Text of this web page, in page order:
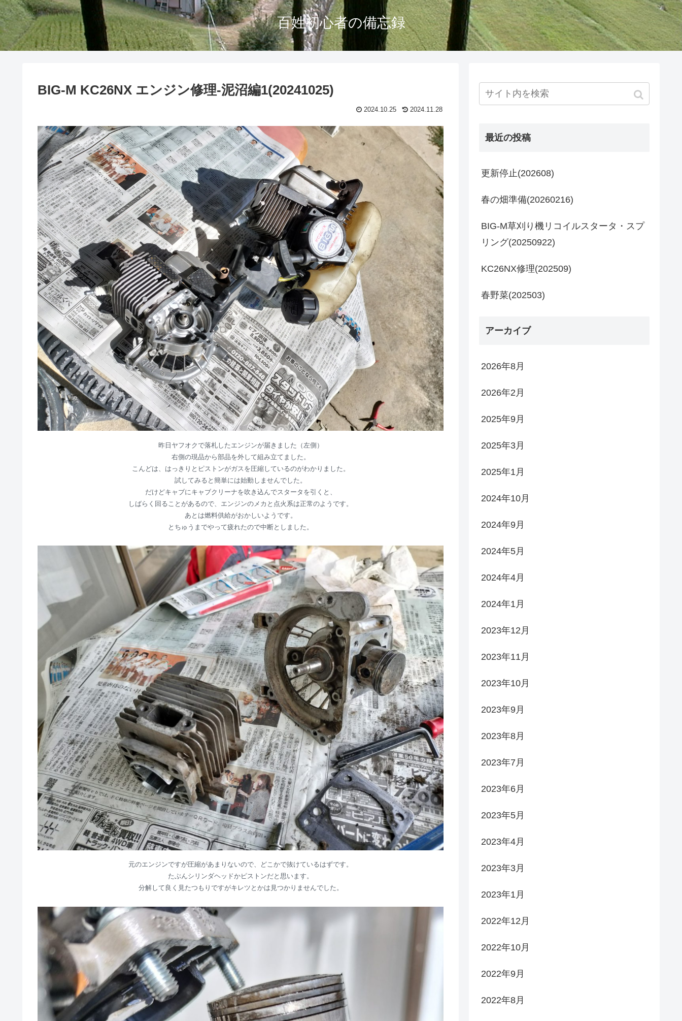
百姓初心者の備忘録
BIG-M KC26NX エンジン修理-泥沼編1(20241025)
2024.11.28
2024.10.25
昨日ヤフオクで落札したエンジンが届きました（左側）
右側の現品から部品を外して組み立てました。
こんどは、はっきりとピストンがガスを圧縮しているのがわかりました。
試してみると簡単には始動しませんでした。
だけどキャブにキャブクリーナを吹き込んでスタータを引くと、
しばらく回ることがあるので、エンジンのメカと点火系は正常のようです。
あとは燃料供給がおかしいようです。
とちゅうまでやって疲れたので中断としました。
元のエンジンですが圧縮があまりないので、どこかで抜けているはずです。
たぶんシリンダヘッドかピストンだと思います。
分解して良く見たつもりですがキレツとかは見つかりませんでした。
最近の投稿
更新停止(202608)
春の畑準備(20260216)
BIG-M草刈り機リコイルスタータ・スプ
リング(20250922)
KC26NX修理(202509)
春野菜(202503)
アーカイブ
2026年8月
2026年2月
2025年9月
2025年3月
2025年1月
2024年10月
2024年9月
2024年5月
2024年4月
2024年1月
2023年12月
2023年11月
2023年10月
2023年9月
2023年8月
2023年7月
2023年6月
2023年5月
2023年4月
2023年3月
2023年1月
2022年12月
2022年10月
2022年9月
2022年8月